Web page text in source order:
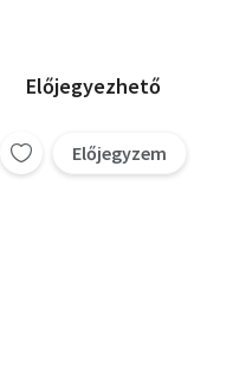
Előjegyezhető
Előjegyzem